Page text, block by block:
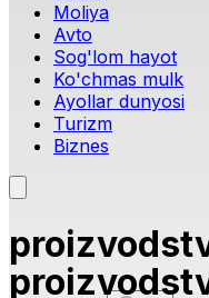
Moliya
Avto
Sog'lom hayot
Ko'chmas mulk
Ayollar dunyosi
Turizm
Biznes